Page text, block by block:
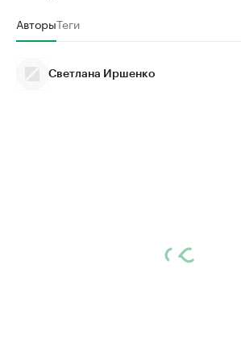
АвторыТеги
Светлана Иршенко